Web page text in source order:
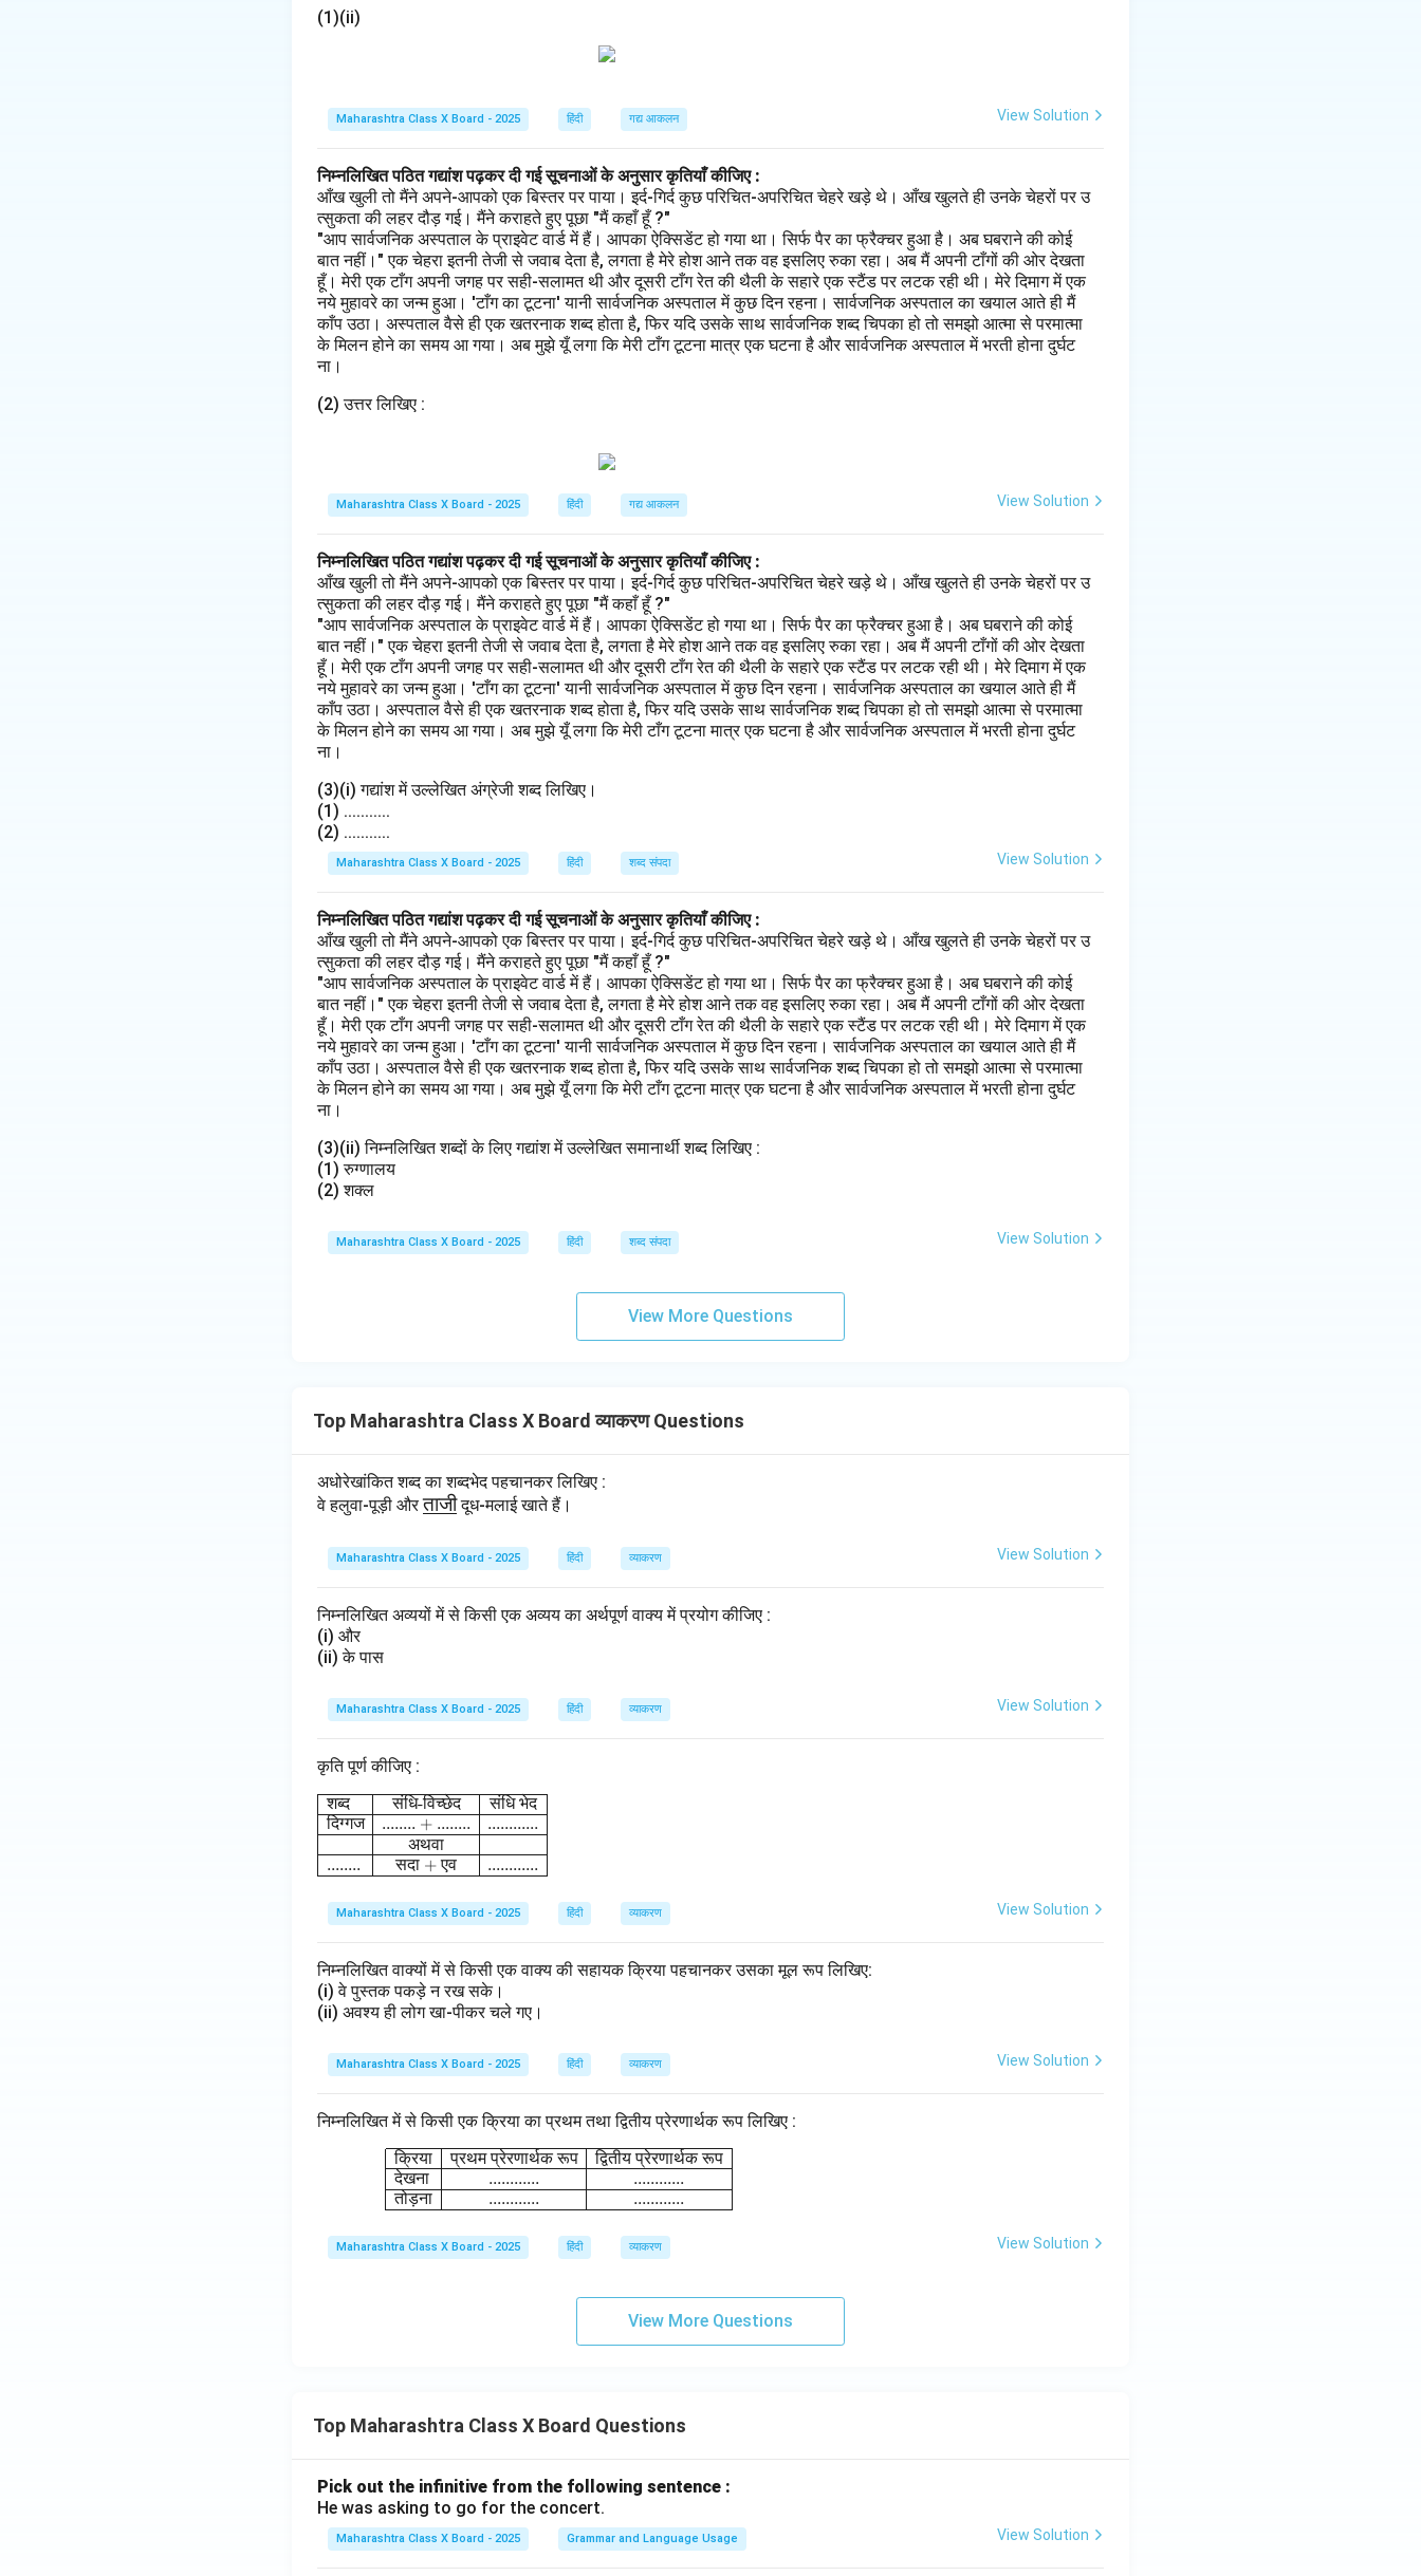
(1)(ii)
Maharashtra Class X Board - 2025 हिंदी गद्य आकलन View Solution
निम्नलिखित पठित गद्यांश पढ़कर दी गई सूचनाओं के अनुसार कृतियाँ कीजिए :
आँख खुली तो मैंने अपने-आपको एक बिस्तर पर पाया। इर्द-गिर्द कुछ परिचित-अपरिचित चेहरे खड़े थे। आँख खुलते ही उनके चेहरों पर उ
त्सुकता की लहर दौड़ गई। मैंने कराहते हुए पूछा "मैं कहाँ हूँ ?"
"आप सार्वजनिक अस्पताल के प्राइवेट वार्ड में हैं। आपका ऐक्सिडेंट हो गया था। सिर्फ पैर का फ्रैक्चर हुआ है। अब घबराने की कोई
बात नहीं।" एक चेहरा इतनी तेजी से जवाब देता है, लगता है मेरे होश आने तक वह इसलिए रुका रहा। अब मैं अपनी टाँगों की ओर देखता
हूँ। मेरी एक टाँग अपनी जगह पर सही-सलामत थी और दूसरी टाँग रेत की थैली के सहारे एक स्टैंड पर लटक रही थी। मेरे दिमाग में एक
नये मुहावरे का जन्म हुआ। 'टाँग का टूटना' यानी सार्वजनिक अस्पताल में कुछ दिन रहना। सार्वजनिक अस्पताल का खयाल आते ही मैं
काँप उठा। अस्पताल वैसे ही एक खतरनाक शब्द होता है, फिर यदि उसके साथ सार्वजनिक शब्द चिपका हो तो समझो आत्मा से परमात्मा
के मिलन होने का समय आ गया। अब मुझे यूँ लगा कि मेरी टाँग टूटना मात्र एक घटना है और सार्वजनिक अस्पताल में भरती होना दुर्घट
ना।
(2) उत्तर लिखिए :
Maharashtra Class X Board - 2025 हिंदी गद्य आकलन View Solution
निम्नलिखित पठित गद्यांश पढ़कर दी गई सूचनाओं के अनुसार कृतियाँ कीजिए :
आँख खुली तो मैंने अपने-आपको एक बिस्तर पर पाया। इर्द-गिर्द कुछ परिचित-अपरिचित चेहरे खड़े थे। आँख खुलते ही उनके चेहरों पर उ
त्सुकता की लहर दौड़ गई। मैंने कराहते हुए पूछा "मैं कहाँ हूँ ?"
"आप सार्वजनिक अस्पताल के प्राइवेट वार्ड में हैं। आपका ऐक्सिडेंट हो गया था। सिर्फ पैर का फ्रैक्चर हुआ है। अब घबराने की कोई
बात नहीं।" एक चेहरा इतनी तेजी से जवाब देता है, लगता है मेरे होश आने तक वह इसलिए रुका रहा। अब मैं अपनी टाँगों की ओर देखता
हूँ। मेरी एक टाँग अपनी जगह पर सही-सलामत थी और दूसरी टाँग रेत की थैली के सहारे एक स्टैंड पर लटक रही थी। मेरे दिमाग में एक
नये मुहावरे का जन्म हुआ। 'टाँग का टूटना' यानी सार्वजनिक अस्पताल में कुछ दिन रहना। सार्वजनिक अस्पताल का खयाल आते ही मैं
काँप उठा। अस्पताल वैसे ही एक खतरनाक शब्द होता है, फिर यदि उसके साथ सार्वजनिक शब्द चिपका हो तो समझो आत्मा से परमात्मा
के मिलन होने का समय आ गया। अब मुझे यूँ लगा कि मेरी टाँग टूटना मात्र एक घटना है और सार्वजनिक अस्पताल में भरती होना दुर्घट
ना।
(3)(i) गद्यांश में उल्लेखित अंग्रेजी शब्द लिखिए।
(1) ...........
(2) ...........
Maharashtra Class X Board - 2025 हिंदी शब्द संपदा View Solution
निम्नलिखित पठित गद्यांश पढ़कर दी गई सूचनाओं के अनुसार कृतियाँ कीजिए :
आँख खुली तो मैंने अपने-आपको एक बिस्तर पर पाया। इर्द-गिर्द कुछ परिचित-अपरिचित चेहरे खड़े थे। आँख खुलते ही उनके चेहरों पर उ
त्सुकता की लहर दौड़ गई। मैंने कराहते हुए पूछा "मैं कहाँ हूँ ?"
"आप सार्वजनिक अस्पताल के प्राइवेट वार्ड में हैं। आपका ऐक्सिडेंट हो गया था। सिर्फ पैर का फ्रैक्चर हुआ है। अब घबराने की कोई
बात नहीं।" एक चेहरा इतनी तेजी से जवाब देता है, लगता है मेरे होश आने तक वह इसलिए रुका रहा। अब मैं अपनी टाँगों की ओर देखता
हूँ। मेरी एक टाँग अपनी जगह पर सही-सलामत थी और दूसरी टाँग रेत की थैली के सहारे एक स्टैंड पर लटक रही थी। मेरे दिमाग में एक
नये मुहावरे का जन्म हुआ। 'टाँग का टूटना' यानी सार्वजनिक अस्पताल में कुछ दिन रहना। सार्वजनिक अस्पताल का खयाल आते ही मैं
काँप उठा। अस्पताल वैसे ही एक खतरनाक शब्द होता है, फिर यदि उसके साथ सार्वजनिक शब्द चिपका हो तो समझो आत्मा से परमात्मा
के मिलन होने का समय आ गया। अब मुझे यूँ लगा कि मेरी टाँग टूटना मात्र एक घटना है और सार्वजनिक अस्पताल में भरती होना दुर्घट
ना।
(3)(ii) निम्नलिखित शब्दों के लिए गद्यांश में उल्लेखित समानार्थी शब्द लिखिए :
(1) रुग्णालय
(2) शक्ल
Maharashtra Class X Board - 2025 हिंदी शब्द संपदा View Solution
View More Questions
Top Maharashtra Class X Board व्याकरण Questions
अधोरेखांकित शब्द का शब्दभेद पहचानकर लिखिए :
वे हलुवा-पूड़ी और\u
erli
ne
{ता
जी}
ताजीदूध-मलाई खाते हैं।
Maharashtra Class X Board - 2025 हिंदी व्याकरण View Solution
निम्नलिखित अव्ययों में से किसी एक अव्यय का अर्थपूर्ण वाक्य में प्रयोग कीजिए :
(i) और
(ii) के पास
Maharashtra Class X Board - 2025 हिंदी व्याकरण View Solution
कृति पूर्ण कीजिए :
\begin{array}{|l|c|c|} \hline \text{शब्द} & \text{संधि-विच्छेद} & \text{संधि भेद} \\ \hline \text{दिग्गज} & \text{........ + ........} &
शब्द
दिग्गज
........
संधि-विच्छेद
........ + ........
अथवा
सदा +एव
संधि भेद
............
............
Maharashtra Class X Board - 2025 हिंदी व्याकरण View Solution
निम्नलिखित वाक्यों में से किसी एक वाक्य की सहायक क्रिया पहचानकर उसका मूल रूप लिखिए:
(i) वे पुस्तक पकड़े न रख सके।
(ii) अवश्य ही लोग खा-पीकर चले गए।
Maharashtra Class X Board - 2025 हिंदी व्याकरण View Solution
निम्नलिखित में से किसी एक क्रिया का प्रथम तथा द्वितीय प्रेरणार्थक रूप लिखिए :
\begin{array}{|l|c|c|} \hline \text{क्रिया} & \text{प्रथम प्रेरणार्थक रूप} & \text{द्वितीय प्रेरणार्थक रूप} \\ \hline
क्रिया
देखना
तोड़ना
प्रथम प्रेरणार्थक रूप
............
............
द्वितीय प्रेरणार्थक रूप
............
............
Maharashtra Class X Board - 2025 हिंदी व्याकरण View Solution
View More Questions
Top Maharashtra Class X Board Questions
Pick out the infinitive from the following sentence :
He was asking to go for the concert.
Maharashtra Class X Board - 2025 Grammar and Language Usage View Solution